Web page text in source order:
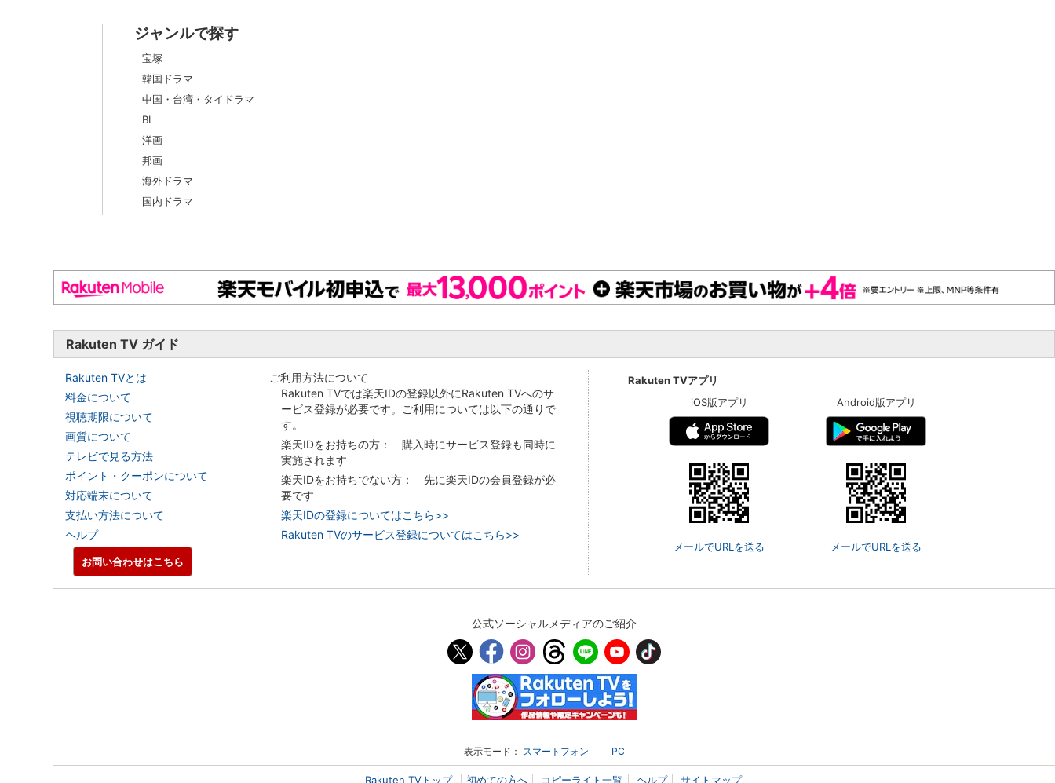
ジャンルで探す
宝塚
韓国ドラマ
中国・台湾・タイドラマ
BL
洋画
邦画
海外ドラマ
国内ドラマ
Rakuten TV ガイド
Rakuten TVとは
料金について
視聴期限について
画質について
テレビで見る方法
ポイント・クーポンについて
対応端末について
支払い方法について
ヘルプ
ご利用方法について
Rakuten TVでは楽天IDの登録以外にRakuten TVへのサ
ービス登録が必要です。ご利用については以下の通りで
す。
楽天IDをお持ちの方： 購入時にサービス登録も同時に
実施されます
楽天IDをお持ちでない方： 先に楽天IDの会員登録が必
要です
楽天IDの登録についてはこちら>>
Rakuten TVのサービス登録についてはこちら>>
Rakuten TVアプリ
iOS版アプリ
メールでURLを送る
Android版アプリ
メールでURLを送る
お問い合わせはこちら
公式ソーシャルメディアのご紹介
表示モード： スマートフォン PC
Rakuten TVトップ 初めての方へ コピーライト一覧 ヘルプ サイトマップ